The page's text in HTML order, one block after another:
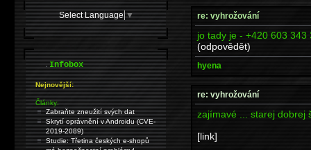
re: vyhrožování
jo tady je - +420 603 343
(odpovědět)
hyena
re: vyhrožování
zajímavé ... starej dobrej
[link]
Select Language ▼
.Infobox
Nejnovější:
Články:
Zabraňte zneužití svých dat
Skrytí oprávnění v Androidu (CVE-
2019-2089)
Studie: Třetina českých e-shopů